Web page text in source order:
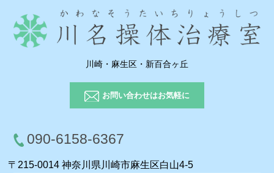
川崎・麻生区・新百合ヶ丘
お問い合わせはお気軽に
090-6158-6367
〒215-0014 神奈川県川崎市麻生区白山4-5